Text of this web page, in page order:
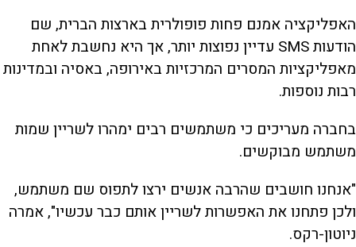
האפליקציה אמנם פחות פופולרית בארצות הברית, שם
הודעות SMS עדיין נפוצות יותר, אך היא נחשבת לאחת
מאפליקציות המסרים המרכזיות באירופה, באסיה ובמדינות
רבות נוספות.
בחברה מעריכים כי משתמשים רבים ימהרו לשריין שמות
משתמש מבוקשים.
"אנחנו חושבים שהרבה אנשים ירצו לתפוס שם משתמש,
ולכן פתחנו את האפשרות לשריין אותם כבר עכשיו", אמרה
ניוטון-רקס.